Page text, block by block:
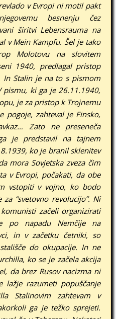
v Evropi ni motil pakt
besnenju čez
širitvi Lebensrauma na
v Mein Kampfu. Šel je tako
Molotovu na slovitem
1940, predlagal pristop
In Stalin je na to s pismom
ki ga je 26.11.1940,
je za pristop k Trojnemu
pogoje, zahteval je Finsko,
Zato ne preseneča
je predstavil na tajnem
ko je branil sklenitev
mora Sovjetska zveza čim
v Evropi, počakati, da obe
vstopiti v vojno, ko bodo
“svetovno revolucijo”. Ni
začeli organizirati
po napadu Nemčije na
in v začetku četniki, so
do okupacije. In ne
ko se je začela akcija
da brez Rusov nacizma ni
lažje razumeti popuščanje
Stalinovim zahtevam v
ga je težko sprejeti.